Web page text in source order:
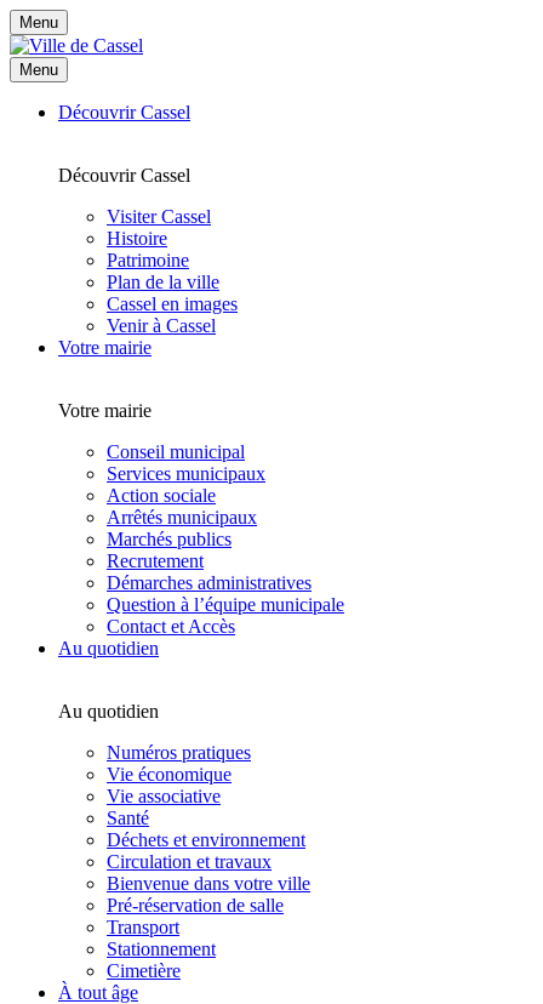
Menu
Menu
Découvrir Cassel
Découvrir Cassel
Visiter Cassel
Histoire
Patrimoine
Plan de la ville
Cassel en images
Venir à Cassel
Votre mairie
Votre mairie
Conseil municipal
Services municipaux
Action sociale
Arrêtés municipaux
Marchés publics
Recrutement
Démarches administratives
Question à l’équipe municipale
Contact et Accès
Au quotidien
Au quotidien
Numéros pratiques
Vie économique
Vie associative
Santé
Déchets et environnement
Circulation et travaux
Bienvenue dans votre ville
Pré-réservation de salle
Transport
Stationnement
Cimetière
À tout âge